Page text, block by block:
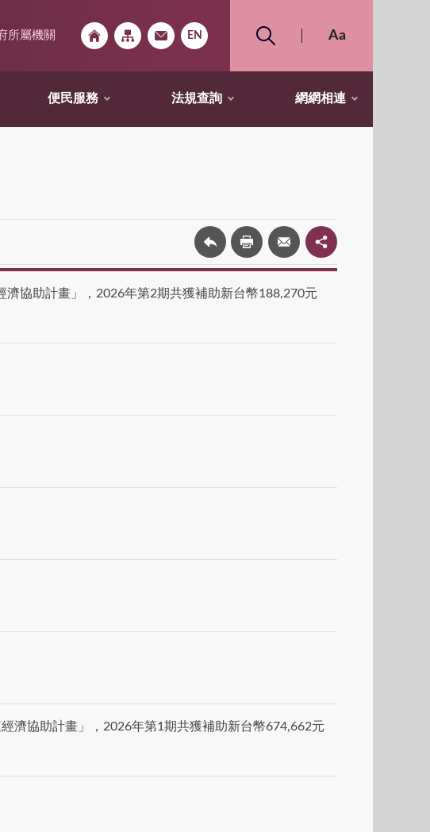
所屬機關
便民服務 法規查詢 網網相連
協助計畫」，2026年第2期共獲補助新台幣188,270元
濟協助計畫」，2026年第1期共獲補助新台幣674,662元